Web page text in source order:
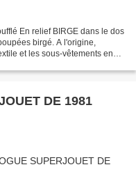
En relief BIRGE dans le dos
birgé. A l'origine,
et les sous-vêtements en
DE 1981